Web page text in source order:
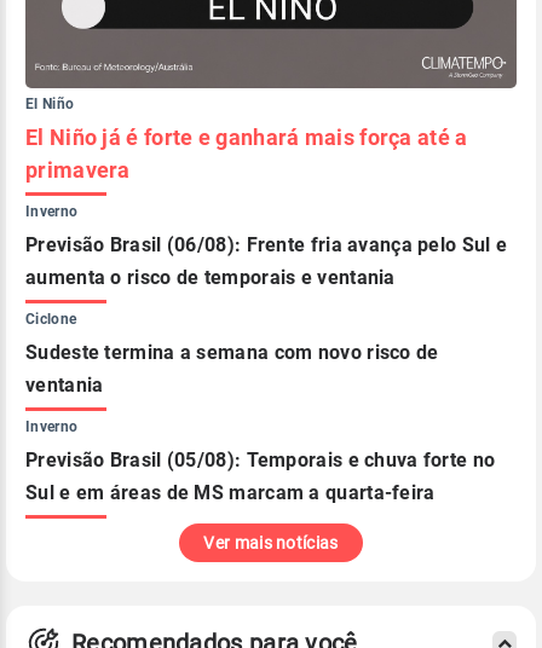
El Niño
El Niño já é forte e ganhará mais força até a
primavera
Inverno
Previsão Brasil (06/08): Frente fria avança pelo Sul e
aumenta o risco de temporais e ventania
Ciclone
Sudeste termina a semana com novo risco de
ventania
Inverno
Previsão Brasil (05/08): Temporais e chuva forte no
Sul e em áreas de MS marcam a quarta-feira
Ver mais notícias